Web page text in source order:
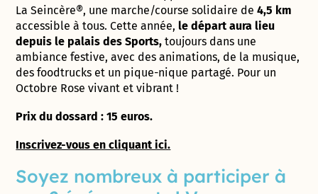
La Seincère®, une marche/course solidaire de 4,5 km
accessible à tous. Cette année,le départ aura lieu
depuis le palais des Sports, toujours dans une
ambiance festive, avec des animations, de la musique,
des foodtrucks et un pique-nique partagé. Pour un
Octobre Rose vivant et vibrant !
Prix du dossard : 15 euros.
Inscrivez-vous en cliquant ici.
Soyez nombreux à participer à